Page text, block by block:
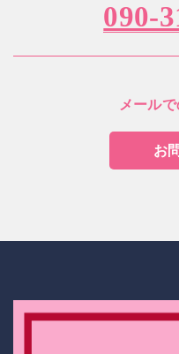
090-
メール
お